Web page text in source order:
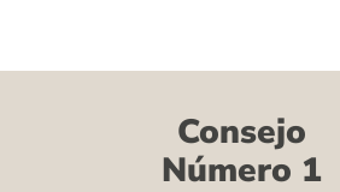
Consejo
Número 1